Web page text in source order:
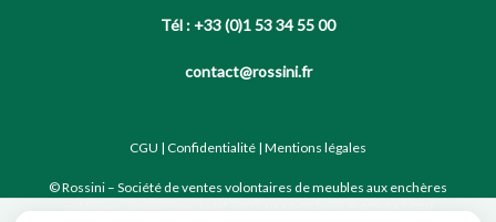
Tél : +33 (0)1 53 34 55 00
contact@rossini.fr
CGU | Confidentialité | Mentions légales
© Rossini – Société de ventes volontaires de meubles aux enchères